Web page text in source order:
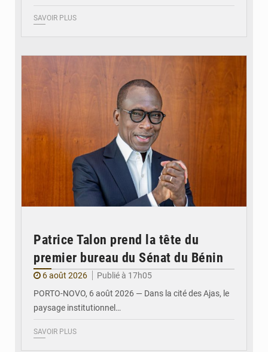
SAVOIR PLUS
Patrice Talon prend la tête du
premier bureau du Sénat du Bénin
6 août 2026
Publié à 17h05
PORTO-NOVO, 6 août 2026 — Dans la cité des Ajas, le
paysage institutionnel…
SAVOIR PLUS